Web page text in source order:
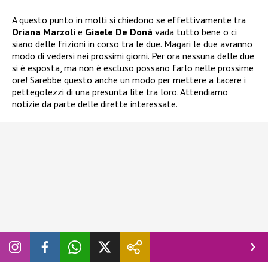
A questo punto in molti si chiedono se effettivamente tra
Oriana Marzoli e Giaele De Donà vada tutto bene o ci
siano delle frizioni in corso tra le due. Magari le due avranno
modo di vedersi nei prossimi giorni. Per ora nessuna delle due
si è esposta, ma non è escluso possano farlo nelle prossime
ore! Sarebbe questo anche un modo per mettere a tacere i
pettegolezzi di una presunta lite tra loro. Attendiamo
notizie da parte delle dirette interessate.